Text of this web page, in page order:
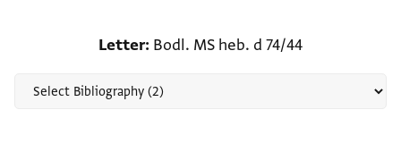
Letter Bodl. MS heb. d 74/44